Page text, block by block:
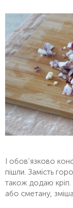
І обов’язково
пішли. Замість
також додаю
або сметану,